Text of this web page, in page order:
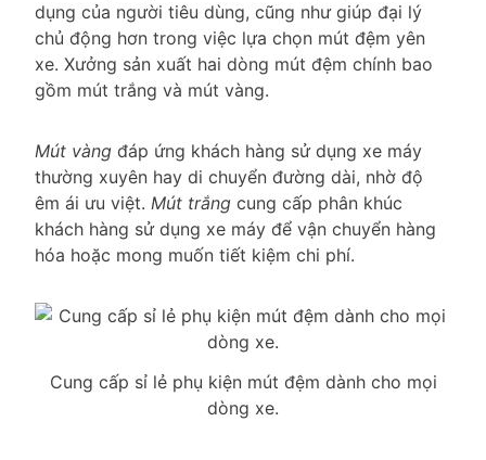
dụng của người tiêu dùng, cũng như giúp đại lý
chủ động hơn trong việc lựa chọn mút đệm yên
xe. Xưởng sản xuất hai dòng mút đệm chính bao
gồm mút trắng và mút vàng.
Mút vàng đáp ứng khách hàng sử dụng xe máy
thường xuyên hay di chuyển đường dài, nhờ độ
êm ái ưu việt. Mút trắng cung cấp phân khúc
khách hàng sử dụng xe máy để vận chuyển hàng
hóa hoặc mong muốn tiết kiệm chi phí.
Cung cấp sỉ lẻ phụ kiện mút đệm dành cho mọi
dòng xe.